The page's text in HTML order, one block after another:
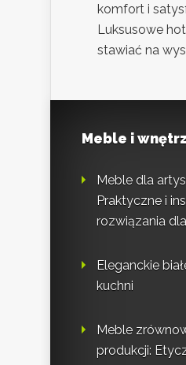
komfort i
Luksusowe
stawiać na
Meble i
Meble dla
Praktyczne i
rozwiązania
Eleganckie
kuchni
Meble
produkcji: